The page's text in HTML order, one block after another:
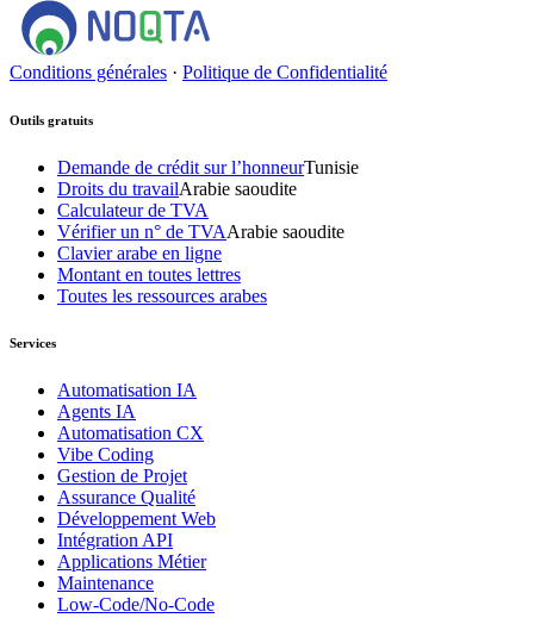
Conditions générales · Politique de Confidentialité
Outils gratuits
Demande de crédit sur l’honneurTunisie
Droits du travailArabie saoudite
Calculateur de TVA
Vérifier un n° de TVAArabie saoudite
Clavier arabe en ligne
Montant en toutes lettres
Toutes les ressources arabes
Services
Automatisation IA
Agents IA
Automatisation CX
Vibe Coding
Gestion de Projet
Assurance Qualité
Développement Web
Intégration API
Applications Métier
Maintenance
Low-Code/No-Code